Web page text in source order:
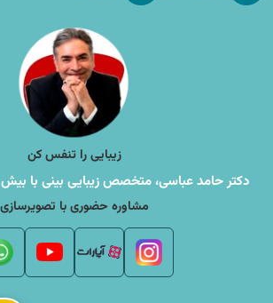
زیبایی را تنفس کن
دکتر حامد عباسی، متخصص زیبایی بینی با بیش از ۶۰۰۰ عمل
مشاوره حضوری با تصویرسازی